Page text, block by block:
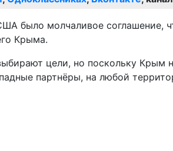
было молчаливое соглашение,
Крыма.
цели, но поскольку Крым
партнёры, на любой